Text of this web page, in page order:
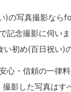
)の写真撮影なら
記念撮影に伺い
い初め(百日祝い)
心・信頼の一律
影した写真はす